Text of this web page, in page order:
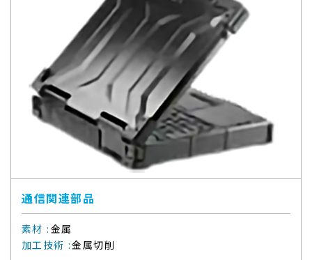
通信関連部品
素材 : 金属
加工技術 :金属切削